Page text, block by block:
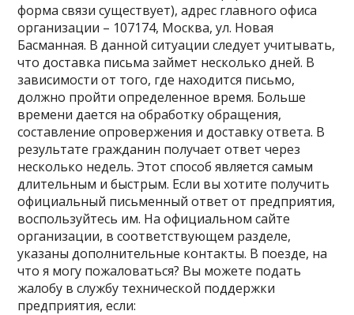
форма связи существует), адрес главного офиса
организации – 107174, Москва, ул. Новая
Басманная. В данной ситуации следует учитывать,
что доставка письма займет несколько дней. В
зависимости от того, где находится письмо,
должно пройти определенное время. Больше
времени дается на обработку обращения,
составление опровержения и доставку ответа. В
результате гражданин получает ответ через
несколько недель. Этот способ является самым
длительным и быстрым. Если вы хотите получить
официальный письменный ответ от предприятия,
воспользуйтесь им. На официальном сайте
организации, в соответствующем разделе,
указаны дополнительные контакты. В поезде, на
что я могу пожаловаться? Вы можете подать
жалобу в службу технической поддержки
предприятия, если: